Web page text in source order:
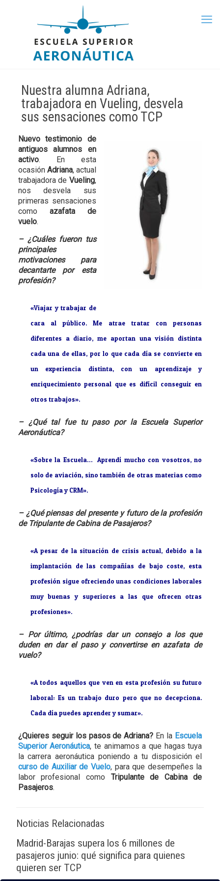
Nuestra alumna Adriana,
trabajadora en Vueling, desvela
sus sensaciones como TCP
Nuevo testimonio de
antiguos alumnos en
activo. En esta
ocasión Adriana, actual
trabajadora deVueling,
nos desvela sus
primeras sensaciones
como azafata de
vuelo.
– ¿Cuáles fueron tus
principales
motivaciones para
decantarte por esta
profesión?
«Viajar y trabajar de
cara al público. Me atrae tratar con personas
diferentes a diario, me aportan una visión distinta
cada una de ellas, por lo que cada día se convierte en
un experiencia distinta, con un aprendizaje y
enriquecimiento personal que es difícil conseguir en
otros trabajos».
– ¿Qué tal fue tu paso por la Escuela Superior
Aeronáutica?
«Sobre la Escuela… Aprendí mucho con vosotros, no
solo de aviación, sino también de otras materias como
Psicología y CRM».
– ¿Qué piensas del presente y futuro de la profesión
de Tripulante de Cabina de Pasajeros?
«A pesar de la situación de crisis actual, debido a la
implantación de las compañías de bajo coste, esta
profesión sigue ofreciendo unas condiciones laborales
muy buenas y superiores a las que ofrecen otras
profesiones».
– Por último, ¿podrías dar un consejo a los que
duden en dar el paso y convertirse en azafata de
vuelo?
«A todos aquellos que ven en esta profesión su futuro
laboral: Es un trabajo duro pero que no decepciona.
Cada día puedes aprender y sumar».
¿Quieres seguir los pasos de Adriana? En la Escuela
Superior Aeronáutica, te animamos a que hagas tuya
la carrera aeronáutica poniendo a tu disposición el
curso de Auxiliar de Vuelo, para que desempeñes la
labor profesional como Tripulante de Cabina de
Pasajeros.
Noticias Relacionadas
Madrid-Barajas supera los 6 millones de
pasajeros junio: qué significa para quienes
quieren ser TCP